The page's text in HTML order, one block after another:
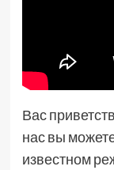
Вас
нас вы
известном